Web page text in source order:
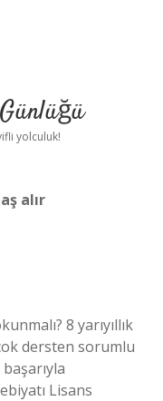
yolculuk!
alır
8 yarıyıllık
dersten sorumlu
Lisans